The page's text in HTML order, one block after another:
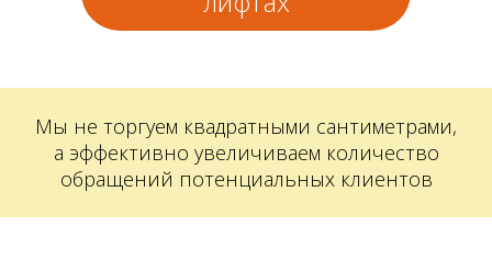
Мы не торгуем квадратными сантиметрами,
а эффективно увеличиваем количество
обращений потенциальных клиентов